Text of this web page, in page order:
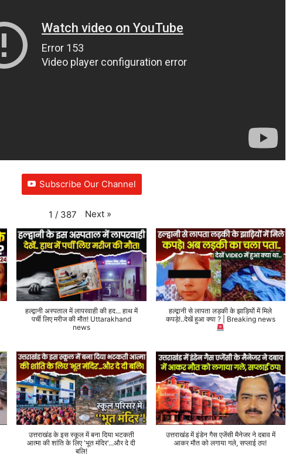
Subscribe Our Channel
1 / 387 Next »
हल्द्वानी अस्पताल में लापरवाही की हद... हाथ में
पर्ची लिए मरीज की मौत! Uttarakhand
news
हल्द्वानी से लापता लड़की के झाड़ियों में मिले
कपड़े!..देखें हुआ क्या ? | Breaking news
उत्तराखंड के इस स्कूल में बना दिया भटकती
आत्मा की शांति के लिए 'भूत मंदिर'...और दे दी
बलि!
उत्तराखंड में इंडेन गैस एजेंसी मैनेजर ने दबाव में
आकर मौत को लगाया गले, सप्लाई ठप!